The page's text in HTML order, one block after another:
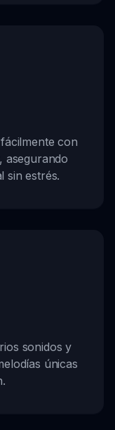
con
asegurando
sin estrés.
sonidos y
únicas